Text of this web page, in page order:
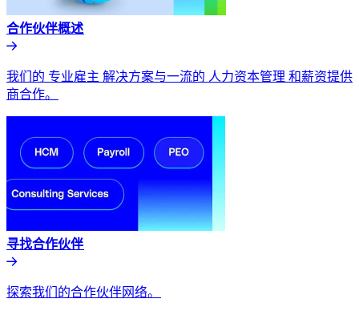
合作伙伴概述​​
我们的 专业雇主 解决方案与一流的 人力资本管理 和薪资提供
商合作。​​
寻找合作伙伴​​
探索我们的合作伙伴网络。​​